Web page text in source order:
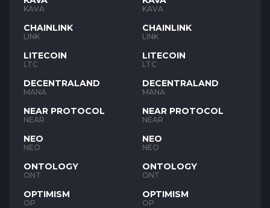
KAVA
CHAINLINK
LINK
LITECOIN
LTC
DECENTRALAND
MANA
NEAR PROTOCOL
NEAR
NEO
NEO
ONTOLOGY
ONT
OPTIMISM
OP
KAVA
CHAINLINK
LINK
LITECOIN
LTC
DECENTRALAND
MANA
NEAR PROTOCOL
NEAR
NEO
NEO
ONTOLOGY
ONT
OPTIMISM
OP